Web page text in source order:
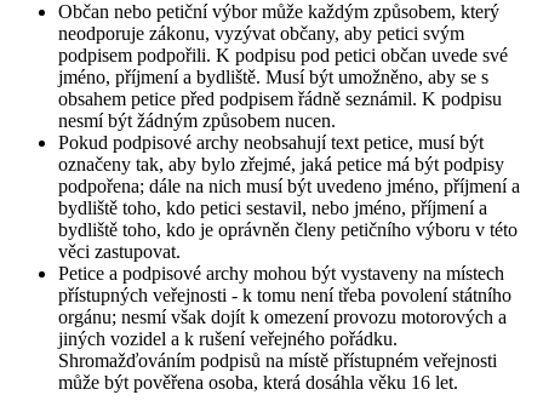
Občan nebo petiční výbor může každým způsobem, který
neodporuje zákonu, vyzývat občany, aby petici svým
podpisem podpořili. K podpisu pod petici občan uvede své
jméno, příjmení a bydliště. Musí být umožněno, aby se s
obsahem petice před podpisem řádně seznámil. K podpisu
nesmí být žádným způsobem nucen.
Pokud podpisové archy neobsahují text petice, musí být
označeny tak, aby bylo zřejmé, jaká petice má být podpisy
podpořena; dále na nich musí být uvedeno jméno, příjmení a
bydliště toho, kdo petici sestavil, nebo jméno, příjmení a
bydliště toho, kdo je oprávněn členy petičního výboru v této
věci zastupovat.
Petice a podpisové archy mohou být vystaveny na místech
přístupných veřejnosti - k tomu není třeba povolení státního
orgánu; nesmí však dojít k omezení provozu motorových a
jiných vozidel a k rušení veřejného pořádku.
Shromažďováním podpisů na místě přístupném veřejnosti
může být pověřena osoba, která dosáhla věku 16 let.